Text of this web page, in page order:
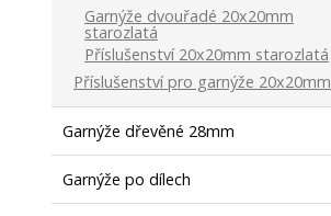
Garnýže dvouřadé 20x20mm
starozlatá
Příslušenství 20x20mm starozlatá
Příslušenství pro garnýže 20x20mm
Garnýže dřevěné 28mm
Garnýže po dílech